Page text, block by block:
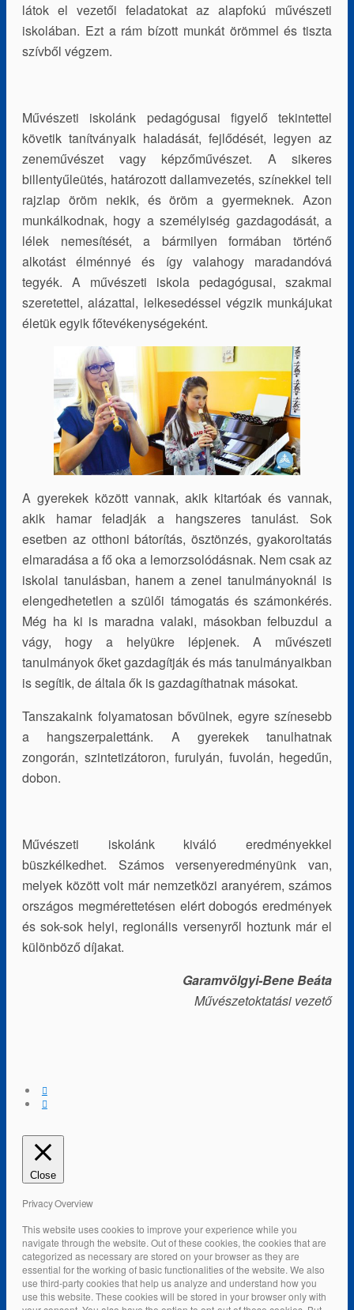
látok el vezetői feladatokat az alapfokú művészeti
iskolában. Ezt a rám bízott munkát örömmel és tiszta
szívből végzem.
Művészeti iskolánk pedagógusai figyelő tekintettel
követik tanítványaik haladását, fejlődését, legyen az
zeneművészet vagy képzőművészet. A sikeres
billentyűleütés, határozott dallamvezetés, színekkel teli
rajzlap öröm nekik, és öröm a gyermeknek. Azon
munkálkodnak, hogy a személyiség gazdagodását, a
lélek nemesítését, a bármilyen formában történő
alkotást élménnyé és így valahogy maradandóvá
tegyék. A művészeti iskola pedagógusai, szakmai
szeretettel, alázattal, lelkesedéssel végzik munkájukat
életük egyik főtevékenységeként.
A gyerekek között vannak, akik kitartóak és vannak,
akik hamar feladják a hangszeres tanulást. Sok
esetben az otthoni bátorítás, ösztönzés, gyakoroltatás
elmaradása a fő oka a lemorzsolódásnak. Nem csak az
iskolai tanulásban, hanem a zenei tanulmányoknál is
elengedhetetlen a szülői támogatás és számonkérés.
Még ha ki is maradna valaki, másokban felbuzdul a
vágy, hogy a helyükre lépjenek. A művészeti
tanulmányok őket gazdagítják és más tanulmányaikban
is segítik, de általa ők is gazdagíthatnak másokat.
Tanszakaink folyamatosan bővülnek, egyre színesebb
a hangszerpalettánk. A gyerekek tanulhatnak
zongorán, szintetizátoron, furulyán, fuvolán, hegedűn,
dobon.
Művészeti iskolánk kiváló eredményekkel
büszkélkedhet. Számos versenyeredményünk van,
melyek között volt már nemzetközi aranyérem, számos
országos megmérettetésen elért dobogós eredmények
és sok-sok helyi, regionális versenyről hoztunk már el
különböző díjakat.
Garamvölgyi-Bene Beáta
Művészetoktatási vezető
Close
Privacy Overview
This website uses cookies to improve your experience while you
navigate through the website. Out of these cookies, the cookies that are
categorized as necessary are stored on your browser as they are
essential for the working of basic functionalities of the website. We also
use third-party cookies that help us analyze and understand how you
use this website. These cookies will be stored in your browser only with